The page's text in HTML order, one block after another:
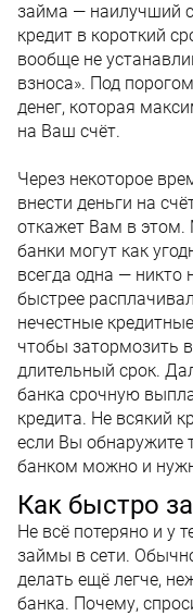
займа — наилучший
кредит в короткий
вообще не
взноса». Под
денег, которая
на Ваш счёт.
Через некоторое
внести деньги на
откажет Вам в этом.
банки могут как
всегда одна — никто
быстрее
нечестные
чтобы затормозить
длительный срок.
банка срочную
кредита. Не всякий
если Вы обнаружите
банком можно и
Как быстро
Не всё потеряно и у
займы в сети.
делать ещё легче,
банка. Почему,